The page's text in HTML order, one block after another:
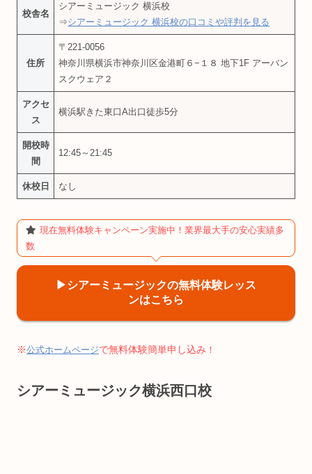
校舎名
シアーミュージック 横浜校
⇒シアーミュージック 横浜校の口コミや評判を見る
住所
〒221-0056
神奈川県横浜市神奈川区金港町６−１８ 地下1F アーバン
スクウェア２
アクセ
ス
横浜駅きた東口A出口徒歩5分
開校時
間
12:45～21:45
休校日 なし
現在無料体験キャンペーン実施中！業界最大手の安心実績多
数
▶︎シアーミュージックの無料体験レッス
ンはこちら
※公式ホームページで無料体験簡単申し込み ！
シアーミュージック横浜西口校